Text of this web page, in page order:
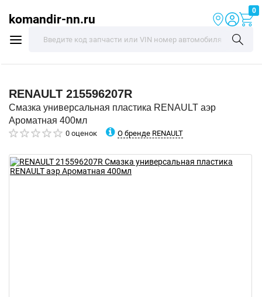
komandir-nn.ru
0
RENAULT 215596207R
Смазка универсальная пластика RENAULT аэр
Ароматная 400мл
0 оценок О бренде RENAULT